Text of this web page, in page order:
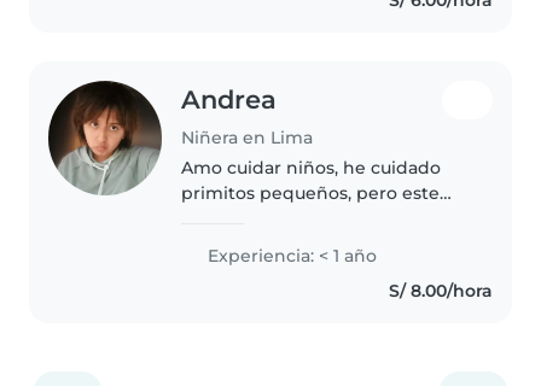
Andrea
Niñera en Lima
Amo cuidar niños, he cuidado
primitos pequeños, pero este
paciencia para enseñar o ayudar
a niños con tareas, ayudar al niño
con necesidades basicas,..
Experiencia: < 1 año
S/ 8.00/hora